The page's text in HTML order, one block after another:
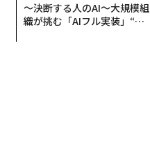
〜決断する人のAI〜大規模組
織が挑む「AIフル実装」“使